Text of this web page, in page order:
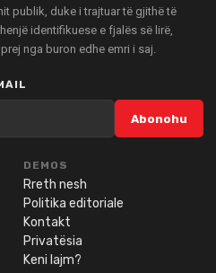
publik, duke i trajtuar të gjithë të
identifikuese e fjalës së lirë,
nga buron edhe emri i saj.
Abonohu
DEMOS
Rreth nesh
Politika editoriale
Kontakt
Privatësia
Keni lajm?